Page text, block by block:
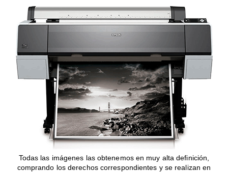
Todas las imágenes las obtenemos en muy alta definición,
comprando los derechos correspondientes y se realizan en